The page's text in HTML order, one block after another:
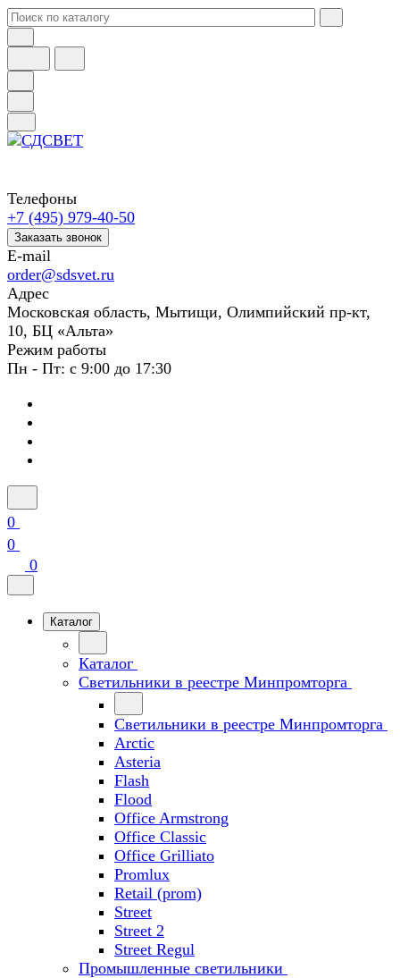
Телефоны
+7 (495) 979-40-50
Заказать звонок
E-mail
order@sdsvet.ru
Адрес
Московская область, Мытищи, Олимпийский пр-кт,
10, БЦ «Альта»
Режим работы
Пн - Пт: с 9:00 до 17:30
0
0
0
Каталог
Каталог
Светильники в реестре Минпромторга
Светильники в реестре Минпромторга
Arctic
Asteria
Flash
Flood
Office Armstrong
Office Classic
Office Grilliato
Promlux
Retail (prom)
Street
Street 2
Street Regul
Промышленные светильники